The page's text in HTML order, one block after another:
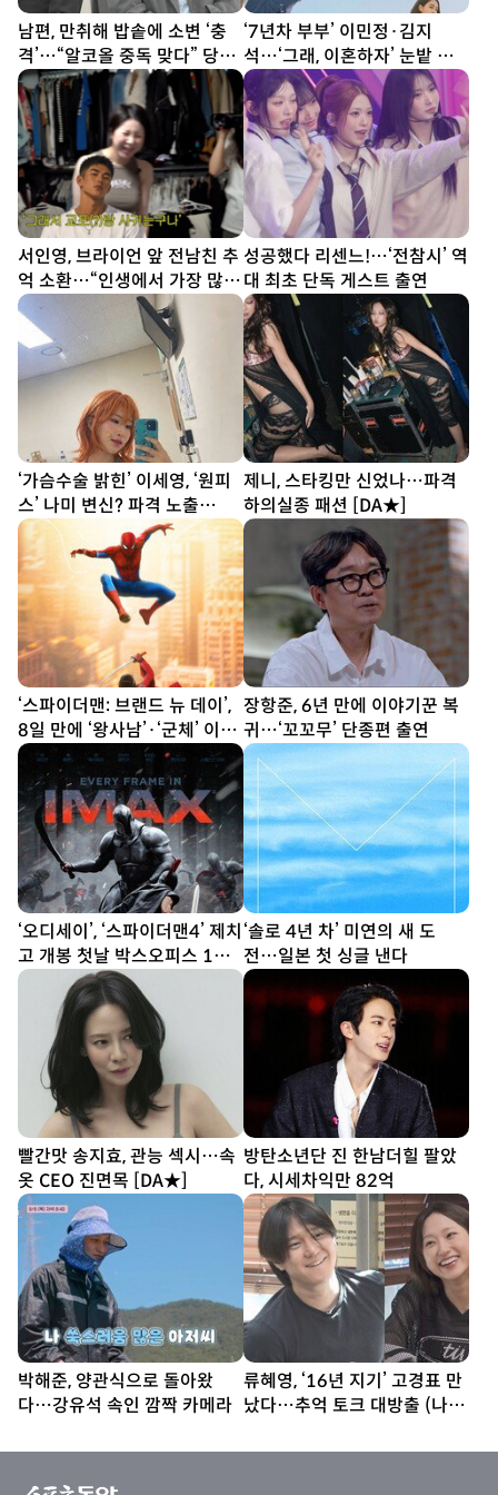
남편, 만취해 밥솥에 소변 ‘충
격’…“알코올 중독 맞다” 당당
(이숙캠)
‘7년차 부부’ 이민정·김지
석…‘그래, 이혼하자’ 눈밭 포
스터 공개
서인영, 브라이언 앞 전남친 추
억 소환…“인생에서 가장 많이
싸웠다”
성공했다 리센느!…‘전참시’ 역
대 최초 단독 게스트 출연
‘가슴수술 밝힌’ 이세영, ‘원피
스’ 나미 변신? 파격 노출
[DA★]
제니, 스타킹만 신었나…파격
하의실종 패션 [DA★]
‘스파이더맨: 브랜드 뉴 데이’,
8일 만에 ‘왕사남’·‘군체’ 이어
올해 흥행 톱3 등극
장항준, 6년 만에 이야기꾼 복
귀…‘꼬꼬무’ 단종편 출연
‘오디세이’, ‘스파이더맨4’ 제치
고 개봉 첫날 박스오피스 1위
직행
‘솔로 4년 차’ 미연의 새 도
전…일본 첫 싱글 낸다
빨간맛 송지효, 관능 섹시…속
옷 CEO 진면목 [DA★]
방탄소년단 진 한남더힐 팔았
다, 시세차익만 82억
박해준, 양관식으로 돌아왔
다…강유석 속인 깜짝 카메라
류혜영, ‘16년 지기’ 고경표 만
났다…추억 토크 대방출 (나혼